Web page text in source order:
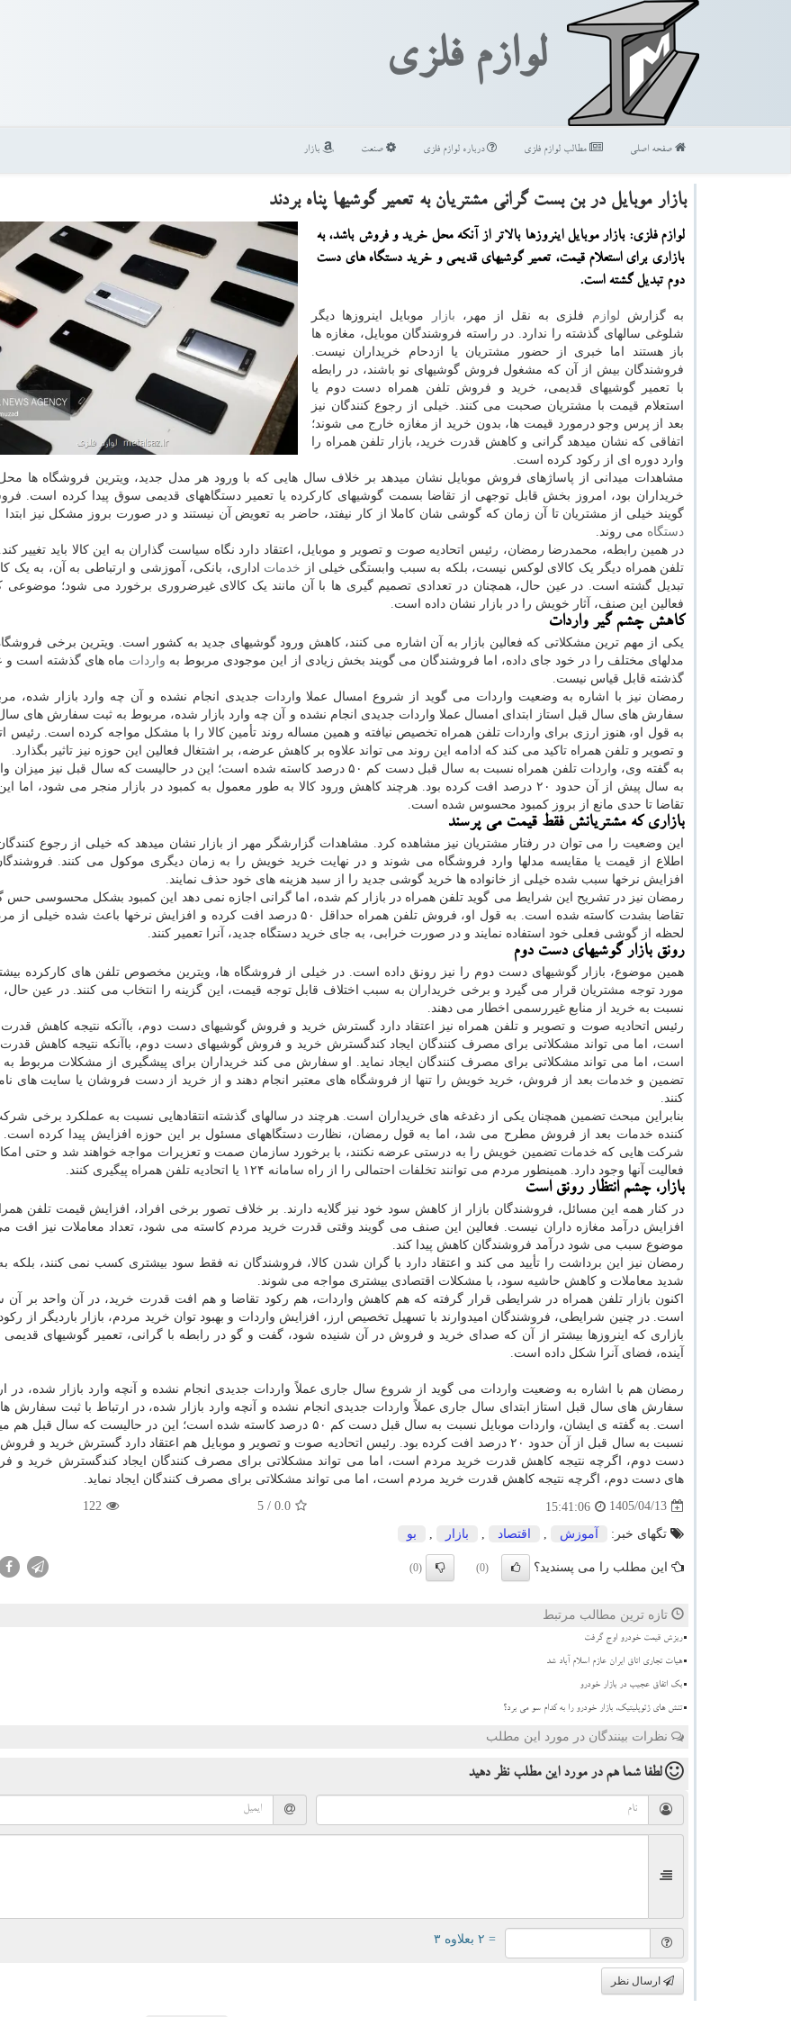
لوازم فلزی
صفحه اصلی مطالب لوازم فلزی درباره لوازم فلزی صنعت بازار
بازار موبایل در بن بست گرانی مشتریان به تعمیر گوشیها پناه بردند
لوازم فلزی: بازار موبایل اینروزها بالاتر از آنکه محل خرید و فروش باشد، به
بازاری برای استعلام قیمت، تعمیر گوشیهای قدیمی و خرید دستگاه های دست
دوم تبدیل گشته است.
به گزارش لوازم فلزی به نقل از مهر، بازار
موبایل اینروزها دیگر
شلوغی سالهای گذشته را ندارد. در راسته فروشندگان موبایل، مغازه ها
باز هستند اما خبری از حضور مشتریان یا ازدحام خریداران نیست.
فروشندگان بیش از آن که مشغول فروش گوشیهای نو باشند، در رابطه
با تعمیر گوشیهای قدیمی، خرید و فروش تلفن همراه دست دوم یا
استعلام قیمت با مشتریان صحبت می کنند. خیلی از رجوع کنندگان نیز
بعد از پرس وجو درمورد قیمت ها، بدون خرید از مغازه خارج می شوند؛
اتفاقی که نشان میدهد گرانی و کاهش قدرت خرید، بازار تلفن همراه را
وارد دوره ای از رکود کرده است.
مشاهدات میدانی از پاساژهای فروش موبایل نشان میدهد بر خلاف سال هایی که با ورود هر مدل جدید، ویترین فروشگاه ها
خریداران بود، امروز بخش قابل توجهی از تقاضا بسمت گوشیهای کارکرده یا تعمیر دستگاههای قدیمی سوق پیدا کرده است.
گویند خیلی از مشتریان تا آن زمان که گوشی شان کاملا از کار نیفتد، حاضر به تعویض آن نیستند و در صورت بروز مشکل نیز ابتدا
دستگاه می روند.
در همین رابطه، محمدرضا رمضان، رئیس اتحادیه صوت و تصویر و موبایل، اعتقاد دارد نگاه سیاست گذاران به این کالا باید تغییر
تلفن همراه دیگر یک کالای لوکس نیست، بلکه به سبب وابستگی خیلی از خدمات اداری، بانکی، آموزشی و ارتباطی به آن، به یک
تبدیل گشته است. در عین حال، همچنان در تعدادی تصمیم گیری ها با آن مانند یک کالای غیرضروری برخورد می شود؛ موضوعی
فعالین این صنف، آثار خویش را در بازار نشان داده است.
کاهش چشم گیر واردات
یکی از مهم ترین مشکلاتی که فعالین بازار به آن اشاره می کنند، کاهش ورود گوشیهای جدید به کشور است. ویترین برخی
مدلهای مختلف را در خود جای داده، اما فروشندگان می گویند بخش زیادی از این موجودی مربوط به واردات ماه های گذشته است و
گذشته قابل قیاس نیست.
رمضان نیز با اشاره به وضعیت واردات می گوید از شروع امسال عملا واردات جدیدی انجام نشده و آن چه وارد بازار شده،
سفارش های سال قبل استاز ابتدای امسال عملا واردات جدیدی انجام نشده و آن چه وارد بازار شده، مربوط به ثبت سفارش های
به قول او، هنوز ارزی برای واردات تلفن همراه تخصیص نیافته و همین مساله روند تأمین کالا را با مشکل مواجه کرده است. رئیس
و تصویر و تلفن همراه تاکید می کند که ادامه این روند می تواند علاوه بر کاهش عرضه، بر اشتغال فعالین این حوزه نیز تاثیر بگذارد.
به گفته وی، واردات تلفن همراه نسبت به سال قبل دست کم ۵۰ درصد کاسته شده است؛ این در حالیست که سال قبل
به سال پیش از آن حدود ۲۰ درصد افت کرده بود. هرچند کاهش ورود کالا به طور معمول به کمبود در بازار منجر می شود، اما
تقاضا تا حدی مانع از بروز کمبود محسوس شده است.
بازاری که مشتریانش فقط قیمت می پرسند
این وضعیت را می توان در رفتار مشتریان نیز مشاهده کرد. مشاهدات گزارشگر مهر از بازار نشان میدهد که خیلی از رجوع
اطلاع از قیمت یا مقایسه مدلها وارد فروشگاه می شوند و در نهایت خرید خویش را به زمان دیگری موکول می کنند.
افزایش نرخها سبب شده خیلی از خانواده ها خرید گوشی جدید را از سبد هزینه های خود حذف نمایند.
رمضان نیز در تشریح این شرایط می گوید تلفن همراه در بازار کم شده، اما گرانی اجازه نمی دهد این کمبود بشکل محسوسی حس
تقاضا بشدت کاسته شده است. به قول او، فروش تلفن همراه حداقل ۵۰ درصد افت کرده و افزایش نرخها باعث شده
لحظه از گوشی فعلی خود استفاده نمایند و در صورت خرابی، به جای خرید دستگاه جدید، آنرا تعمیر کنند.
رونق بازار گوشیهای دست دوم
همین موضوع، بازار گوشیهای دست دوم را نیز رونق داده است. در خیلی از فروشگاه ها، ویترین مخصوص تلفن های کارکرده
مورد توجه مشتریان قرار می گیرد و برخی خریداران به سبب اختلاف قابل توجه قیمت، این گزینه را انتخاب می کنند. در عین حال،
نسبت به خرید از منابع غیررسمی اخطار می دهند.
رئیس اتحادیه صوت و تصویر و تلفن همراه نیز اعتقاد دارد گسترش خرید و فروش گوشیهای دست دوم، باآنکه نتیجه کاهش
است، اما می تواند مشکلاتی برای مصرف کنندگان ایجاد کندگسترش خرید و فروش گوشیهای دست دوم، باآنکه نتیجه کاهش
است، اما می تواند مشکلاتی برای مصرف کنندگان ایجاد نماید. او سفارش می کند خریداران برای پیشگیری از مشکلات مربوط به
تضمین و خدمات بعد از فروش، خرید خویش را تنها از فروشگاه های معتبر انجام دهند و از خرید از دست فروشان یا سایت های
کنند.
بنابراین مبحث تضمین همچنان یکی از دغدغه های خریداران است. هرچند در سالهای گذشته انتقادهایی نسبت به عملکرد برخی
کننده خدمات بعد از فروش مطرح می شد، اما به قول رمضان، نظارت دستگاههای مسئول بر این حوزه افزایش پیدا کرده است.
شرکت هایی که خدمات تضمین خویش را به درستی عرضه نکنند، با برخورد سازمان صمت و تعزیرات مواجه خواهند شد و حتی
فعالیت آنها وجود دارد. همینطور مردم می توانند تخلفات احتمالی را از راه سامانه ۱۲۴ یا اتحادیه تلفن همراه پیگیری کنند.
بازار، چشم انتظار رونق است
در کنار همه این مسائل، فروشندگان بازار از کاهش سود خود نیز گلایه دارند. بر خلاف تصور برخی افراد، افزایش قیمت تلفن
افزایش درآمد مغازه داران نیست. فعالین این صنف می گویند وقتی قدرت خرید مردم کاسته می شود، تعداد معاملات نیز افت
موضوع سبب می شود درآمد فروشندگان کاهش پیدا کند.
رمضان نیز این برداشت را تأیید می کند و اعتقاد دارد با گران شدن کالا، فروشندگان نه فقط سود بیشتری کسب نمی کنند،
شدید معاملات و کاهش حاشیه سود، با مشکلات اقتصادی بیشتری مواجه می شوند.
اکنون بازار تلفن همراه در شرایطی قرار گرفته که هم کاهش واردات، هم رکود تقاضا و هم افت قدرت خرید، در آن واحد بر آن
است. در چنین شرایطی، فروشندگان امیدوارند با تسهیل تخصیص ارز، افزایش واردات و بهبود توان خرید مردم، بازار باردیگر از
بازاری که اینروزها بیشتر از آن که صدای خرید و فروش در آن شنیده شود، گفت و گو در رابطه با گرانی، تعمیر گوشیهای قدیمی
آینده، فضای آنرا شکل داده است.
رمضان هم با اشاره به وضعیت واردات می گوید از شروع سال جاری عملاً واردات جدیدی انجام نشده و آنچه وارد بازار شده، در
سفارش های سال قبل استاز ابتدای سال جاری عملاً واردات جدیدی انجام نشده و آنچه وارد بازار شده، در ارتباط با ثبت سفارش
است. به گفته ی ایشان، واردات موبایل نسبت به سال قبل دست کم ۵۰ درصد کاسته شده است؛ این در حالیست که
نسبت به سال قبل از آن حدود ۲۰ درصد افت کرده بود. رئیس اتحادیه صوت و تصویر و موبایل هم اعتقاد دارد گسترش خرید و
دست دوم، اگرچه نتیجه کاهش قدرت خرید مردم است، اما می تواند مشکلاتی برای مصرف کنندگان ایجاد کندگسترش خرید
های دست دوم، اگرچه نتیجه کاهش قدرت خرید مردم است، اما می تواند مشکلاتی برای مصرف کنندگان ایجاد نماید.
1405/04/13
15:41:06
0.0
/ 5
122
تگهای خبر: آموزش اقتصاد بازار بو
این مطلب را می پسندید؟ (0)
(0)
تازه ترین مطالب مرتبط
ریزش قیمت خودرو اوج گرفت
هیات تجاری اتاق ایران عازم اسلام آباد شد
بک اتفاق عجیب در بازار خودرو
تنش های ژئوپلیتیک، بازار خودرو را به کدام سو می برد؟
نظرات بینندگان در مورد این مطلب
لطفا شما همدر مورد این مطلب نظر دهید
= ۲ بعلاوه ۳
ارسال نظر